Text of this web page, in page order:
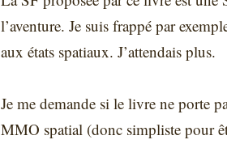
l’aventure. Je suis frappé par
aux états spatiaux. J’attendais plus.
Je me demande si le livre ne porte
MMO spatial (donc simpliste pour